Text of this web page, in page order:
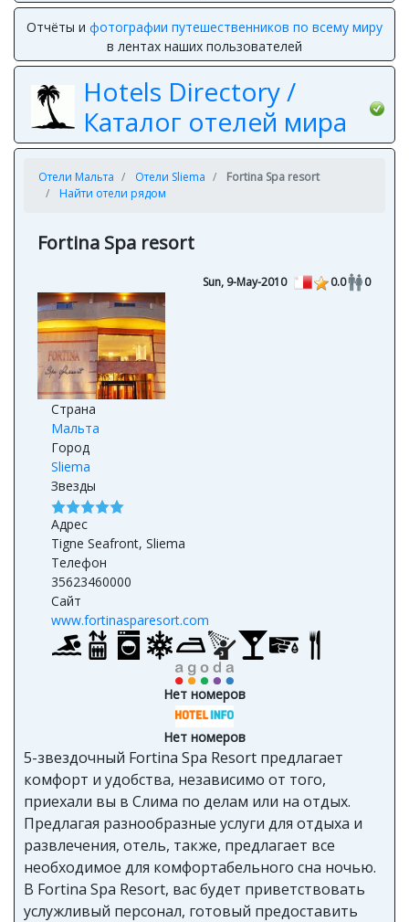
Отчёты и фотографии путешественников по всему миру
в лентах наших пользователей
Hotels Directory /
Каталог отелей мира
Отели Мальта Отели Sliema
Fortina Spa resort
Найти отели рядом
Fortina Spa resort
Sun, 9-May-2010 0.0 0
Страна
Мальта
Город
Sliema
Звезды
Адрес
Tigne Seafront, Sliema
Телефон
35623460000
Сайт
www.fortinasparesort.com
Нет номеров
Нет номеров
5-звездочный Fortina Spa Resort предлагает
комфорт и удобства, независимо от того,
приехали вы в Слима по делам или на отдых.
Предлагая разнообразные услуги для отдыха и
развлечения, отель, также, предлагает все
необходимое для комфортабельного сна ночью.
В Fortina Spa Resort, вас будет приветствовать
услужливый персонал, готовый предоставить